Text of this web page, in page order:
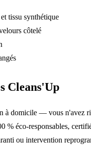
tissu synthétique
côtelé
Cleans'Up
à domicile — vous n'avez
% éco-responsables,
ou intervention